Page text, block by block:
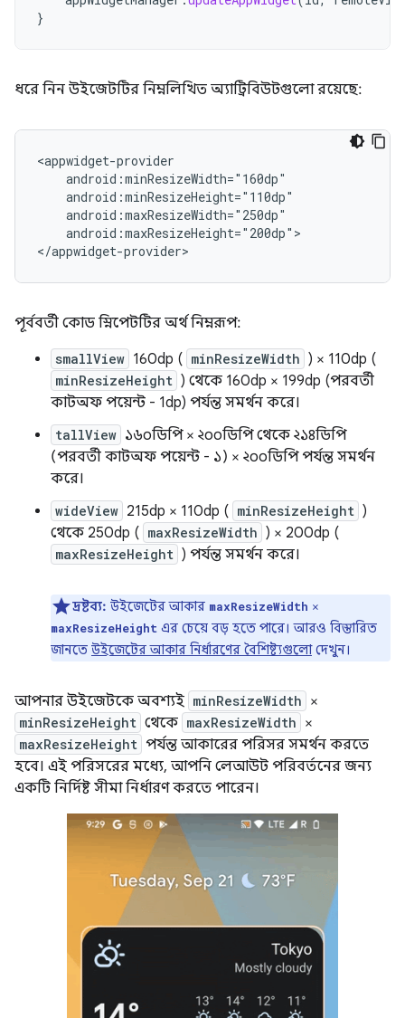
}
ধরে নিন উইজেটটির নিম্নলিখিত অ্যাট্রিবিউটগুলো রয়েছে:
android:maxResizeHeight="200dp">
পূর্ববর্তী কোড স্নিপেটটির অর্থ নিম্নরূপ:
smallView 160dp ( minResizeWidth ) × 110dp (
minResizeHeight ) থেকে 160dp × 199dp (পরবর্তী
কাটঅফ পয়েন্ট - 1dp) পর্যন্ত সমর্থন করে।
tallView ১৬০ডিপি × ২০০ডিপি থেকে ২১৪ডিপি
(পরবর্তী কাটঅফ পয়েন্ট - ১) × ২০০ডিপি পর্যন্ত সমর্থন
করে।
wideView 215dp × 110dp ( minResizeHeight )
থেকে 250dp ( maxResizeWidth ) × 200dp (
maxResizeHeight ) পর্যন্ত সমর্থন করে।
দ্রষ্টব্য: উইজেটের আকার maxResizeWidth ×
maxResizeHeight এর চেয়ে বড় হতে পারে। আরও বিস্তারিত
জানতে উইজেটের আকার নির্ধারণের বৈশিষ্ট্যগুলোদেখুন।
আপনার উইজেটকে অবশ্যই minResizeWidth ×
minResizeHeight থেকে maxResizeWidth ×
maxResizeHeight পর্যন্ত আকারের পরিসর সমর্থন করতে
হবে। এই পরিসরের মধ্যে, আপনি লেআউট পরিবর্তনের জন্য
একটি নির্দিষ্ট সীমা নির্ধারণ করতে পারেন।